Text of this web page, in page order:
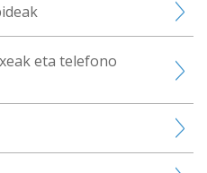
eta telefono